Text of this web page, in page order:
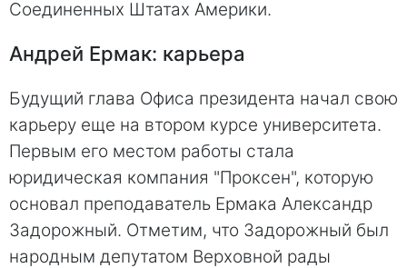
Соединенных Штатах Америки.
Андрей Ермак: карьера
Будущий глава Офиса президента начал свою
карьеру еще на втором курсе университета.
Первым его местом работы стала
юридическая компания "Проксен", которую
основал преподаватель Ермака Александр
Задорожный. Отметим, что Задорожный был
народным депутатом Верховной рады